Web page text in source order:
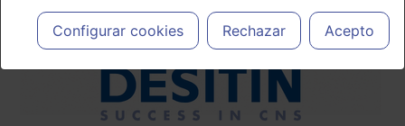
profesionales facultados prescribir medicamentos y decidir, en
cada caso concreto, el tratamiento más adecuado a las
necesidades del paciente.
Configurar cookies Rechazar Acepto